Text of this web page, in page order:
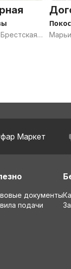
Маркет
документы
подачи